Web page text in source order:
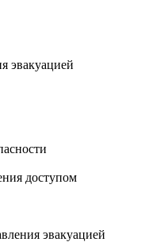
эвакуацией
доступом
эвакуацией